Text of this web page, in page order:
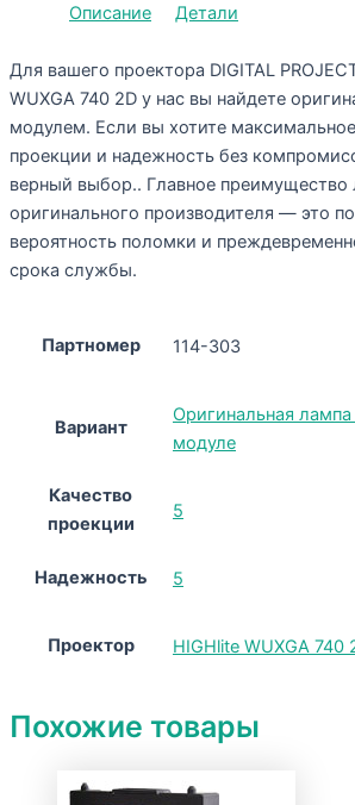
Описание Детали
Для вашего проектора DIGITAL
WUXGA 740 2D у нас вы найдете
модулем. Если вы хотите
проекции и надежность без
верный выбор.. Главное преимущество
оригинального производителя — это
вероятность поломки и
срока службы.
Партномер 114-303
Вариант
Оригинальная
модуле
Качество
проекции
5
Надежность 5
Проектор HIGHlite WUXGA 740
Похожие товары